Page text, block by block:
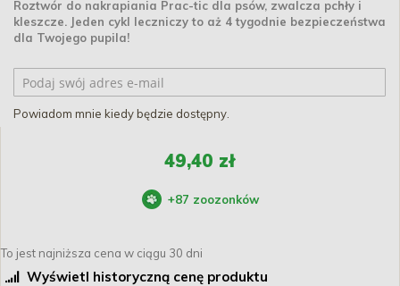
Roztwór do nakrapiania Prac-tic dla psów, zwalcza pchły i
kleszcze. Jeden cykl leczniczy to aż 4 tygodnie bezpieczeństwa
dla Twojego pupila!
Powiadom mnie kiedy będzie dostępny.
49,40 zł
+87 zoozonków
To jest najniższa cena w ciągu 30 dni
Wyświetl historyczną cenę produktu